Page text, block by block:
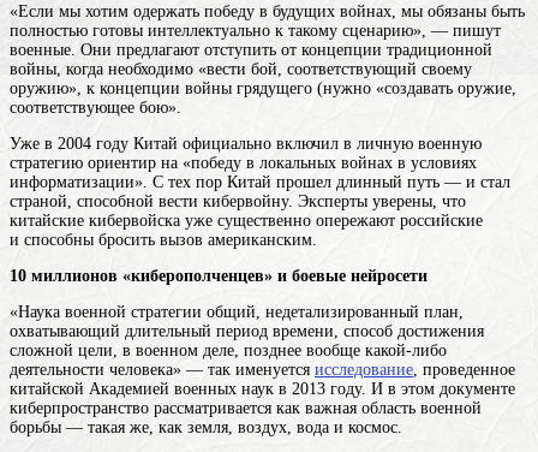
«Если мы хотим одержать победу в будущих войнах, мы обязаны быть
полностью готовы интеллектуально к такому сценарию», — пишут
военные. Они предлагают отступить от концепции традиционной
войны, когда необходимо «вести бой, соответствующий своему
оружию», к концепции войны грядущего (нужно «создавать оружие,
соответствующее бою».
Уже в 2004 году Китай официально включил в личную военную
стратегию ориентир на «победу в локальных войнах в условиях
информатизации». С тех пор Китай прошел длинный путь — и стал
страной, способной вести кибервойну. Эксперты уверены, что
китайские кибервойска уже существенно опережают российские
и способны бросить вызов американским.
10 миллионов «киберополченцев» и боевые нейросети
«Наука военной стратегии общий, недетализированный план,
охватывающий длительный период времени, способ достижения
сложной цели, в военном деле, позднее вообще какой-либо
деятельности человека» — так именуется исследование , проведенное
китайской Академией военных наук в 2013 году. И в этом документе
киберпространство рассматривается как важная область военной
борьбы — такая же, как земля, воздух, вода и космос.